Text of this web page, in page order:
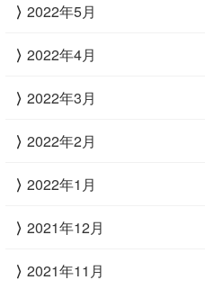
2022年5月
2022年4月
2022年3月
2022年2月
2022年1月
2021年12月
2021年11月